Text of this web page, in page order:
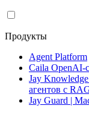
Продукты
Agent Platform
Caila OpenAI-
Jay
агентов с
Jay Guard |